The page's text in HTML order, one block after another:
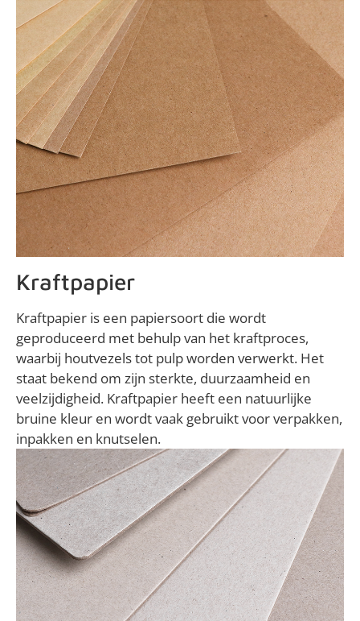
Kraftpapier
Kraftpapier is een papiersoort die wordt
geproduceerd met behulp van het kraftproces,
waarbij houtvezels tot pulp worden verwerkt. Het
staat bekend om zijn sterkte, duurzaamheid en
veelzijdigheid. Kraftpapier heeft een natuurlijke
bruine kleur en wordt vaak gebruikt voor verpakken,
inpakken en knutselen.